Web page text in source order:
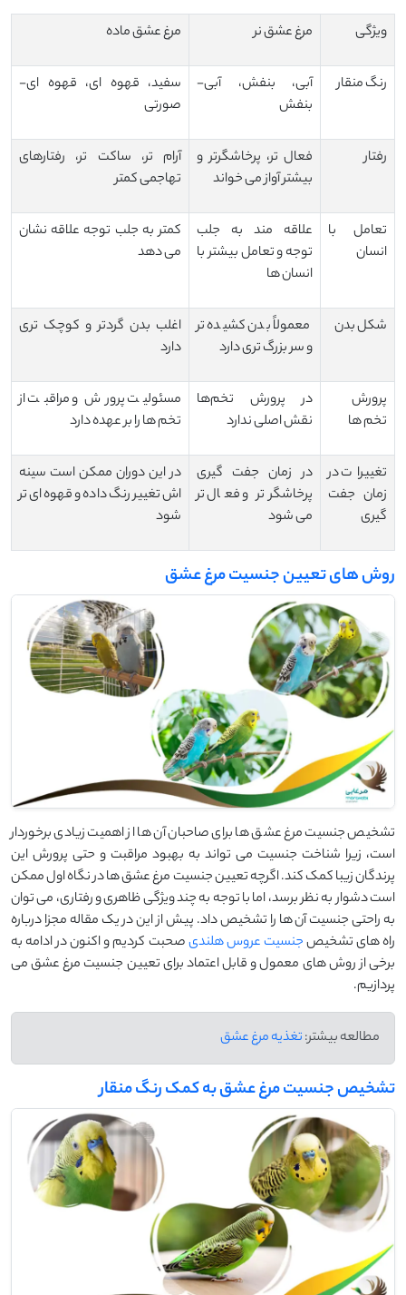
ویژگی مرغ عشق نر مرغ عشق ماده
رنگ منقار
آبی، بنفش، آبی-
بنفش
سفید، قهوه ای، قهوه ای-
صورتی
رفتار
فعال تر، پرخاشگرتر و
بیشتر آواز می خواند
آرام تر، ساکت تر، رفتارهای
تهاجمی کمتر
تعامل با
انسان
علاقه ‌مند به جلب
توجه و تعامل بیشتر با
انسان ‌ها
کمتر به جلب توجه علاقه نشان
می ‌دهد
شکل بدن
معمولاً بدن کشیده ‌تر
و سر بزرگ ‌تری دارد
اغلب بدن گردتر و کوچک‌ تری
دارد
پرورش
تخم ها
در پرورش تخم‌ها
نقش اصلی ندارد
مسئولیت پرورش و مراقبت از
تخم ‌ها را بر عهده دارد
تغییرات در
زمان جفت
گیری
در زمان جفت ‌گیری
پرخاشگرتر و فعال ‌تر
می ‌شود
در این دوران ممکن است سینه
‌اش تغییر رنگ داده و قهوه ‌ای ‌تر
شود
روش های تعیین جنسیت مرغ عشق
تشخیص جنسیت مرغ عشق ‌ها برای صاحبان آن ‌ها از اهمیت زیادی برخوردار
است، زیرا شناخت جنسیت می ‌تواند به بهبود مراقبت و حتی پرورش این
پرندگان زیبا کمک کند. اگرچه تعیین جنسیت مرغ عشق ‌ها در نگاه اول ممکن
است دشوار به نظر برسد، اما با توجه به چند ویژگی ظاهری و رفتاری، می ‌توان
به راحتی جنسیت آن ‌ها را تشخیص داد. پیش از این در یک مقاله مجزا درباره
راه های تشخیصجنسیت عروس هلندیصحبت کردیم و اکنون در ادامه به
برخی از روش‌ های معمول و قابل اعتماد برای تعیین جنسیت مرغ عشق می
‌پردازیم.
مطالعه بیشتر:تغذیه مرغ عشق
تشخیص جنسیت مرغ عشق به کمک رنگ منقار